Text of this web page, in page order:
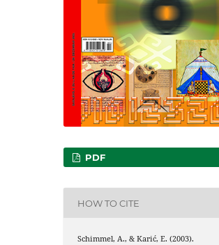
PDF
HOW TO CITE
Schimmel, A., & Karić, E. (2003).